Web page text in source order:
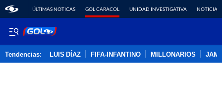
ÚLTIMAS NOTICAS GOL CARACOL UNIDAD INVESTIGATIVA NOTICIAS
Tendencias: LUIS DÍAZ FIFA-INFANTINO MILLONARIOS